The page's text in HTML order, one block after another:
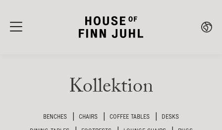
Kollektion
BENCHES CHAIRS COFFEE TABLES DESKS